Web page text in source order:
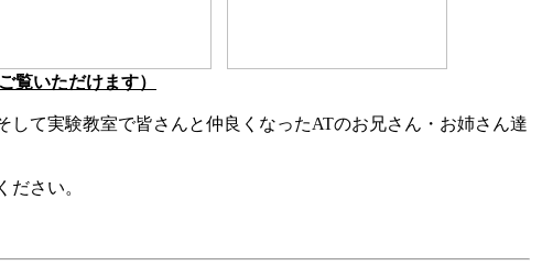
覧いただけます）
て実験教室で皆さんと仲良くなったATのお兄さん・お姉さん達
さい。